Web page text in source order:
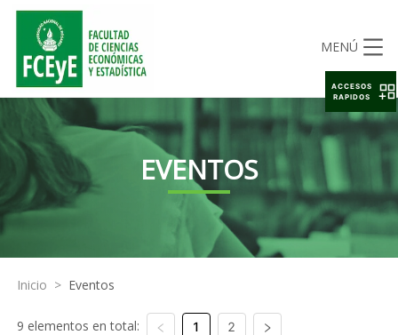
MENÚ
EVENTOS
Inicio > Eventos
9 elementos en total: 1 2
ACCESOS
RAPIDOS